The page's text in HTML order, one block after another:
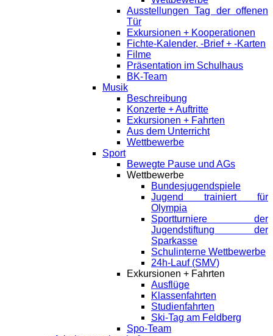
Ausstellungen Tag der offenen
Tür
Exkursionen + Kooperationen
Fichte-Kalender, -Brief + -Karten
Filme
Präsentation im Schulhaus
BK-Team
Musik
Beschreibung
Konzerte + Auftritte
Exkursionen + Fahrten
Aus dem Unterricht
Wettbewerbe
Sport
Bewegte Pause und AGs
Wettbewerbe
Bundesjugendspiele
Jugend trainiert für
Olympia
Sportturniere der
Jugendstiftung der
Sparkasse
Schulinterne Wettbewerbe
24h-Lauf (SMV)
Exkursionen + Fahrten
Ausflüge
Klassenfahrten
Studienfahrten
Ski-Tag am Feldberg
Spo-Team